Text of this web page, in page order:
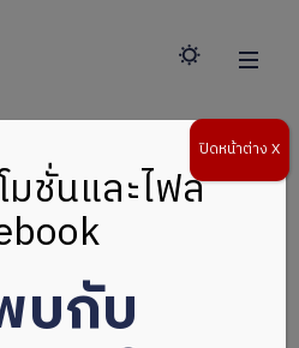
ชั่นและไฟล์
บกับ
ปิดหน้าต่าง X